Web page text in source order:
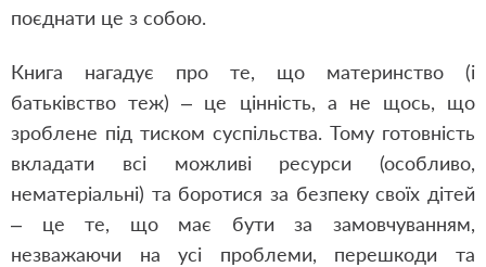
поєднати це з собою.
Книга нагадує про те, що материнство (і
батьківство теж) – це цінність, а не щось, що
зроблене під тиском суспільства. Тому готовність
вкладати всі можливі ресурси (особливо,
нематеріальні) та боротися за безпеку своїх дітей
– це те, що має бути за замовчуванням,
незважаючи на усі проблеми, перешкоди та